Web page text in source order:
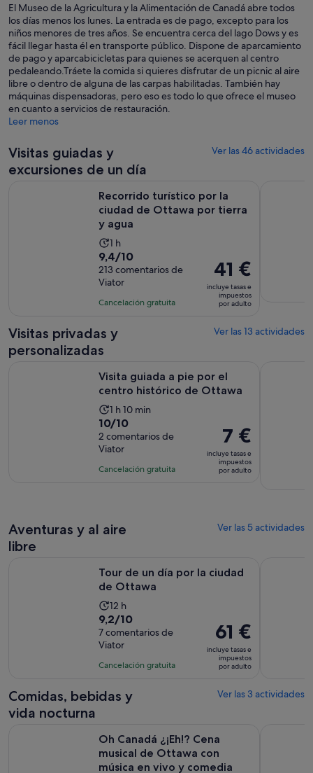
El Museo de la Agricultura y la Alimentación de Canadá abre todos
los días menos los lunes. La entrada es de pago, excepto para los
niños menores de tres años. Se encuentra cerca del lago Dows y es
fácil llegar hasta él en transporte público. Dispone de aparcamiento
de pago y aparcabicicletas para quienes se acerquen al centro
pedaleando.Tráete la comida si quieres disfrutar de un picnic al aire
libre o dentro de alguna de las carpas habilitadas. También hay
máquinas dispensadoras, pero eso es todo lo que ofrece el museo
en cuanto a servicios de restauración.
Leer menos
Visitas guiadas y
excursiones de un día
Ver las 46 actividades
Recorrido turístico por la
ciudad de Ottawa por tierra
y agua
La
duración
de
la
actividad
de
1 hora
1 h
9.4
sobre
10
con
comentarios
9,4/10
213 comentarios de
Viator
Cancelación gratuita
El
precio
es
de
por
41 €
incluye tasas e
impuestos
por adulto
Visitas privadas y
personalizadas
Ver las 13 actividades
Visita guiada a pie por el
centro histórico de Ottawa
La
duración
de
la
actividad
y
1 h 10 min
10.0
sobre
10
con
10/10
2 comentarios de
Viator
Cancelación gratuita
El
precio
es
de
7 €
incluye tasas e
impuestos
por adulto
Aventuras y al aire
libre
Ver las 5 actividades
Tour de un día por la ciudad
de Ottawa
La
duración
de
la
actividad
de
12 horas
12 h
9.2
sobre
10
con
comentarios
9,2/10
7 comentarios de
Viator
Cancelación gratuita
El
precio
es
de
por
61 €
incluye tasas e
impuestos
por adulto
Comidas, bebidas y
vida nocturna
Ver las 3 actividades
Oh Canadá ¿¡Eh!? Cena
musical de Ottawa con
música en vivo y comedia